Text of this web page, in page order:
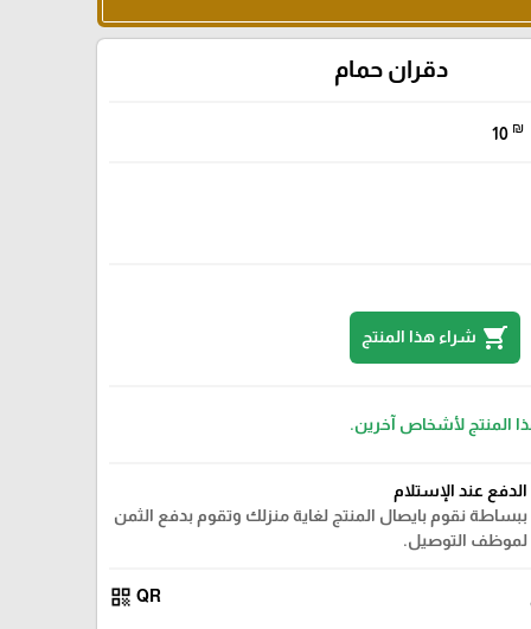
دقران حمام
10 ₪
shopping_cart شراء هذا المنتج
المنتج لأشخاص آخرين.
الدفع عند الإستلام
ببساطة نقوم بايصال المنتج لغاية منزلك وتقوم بدفع الثمن
لموظف التوصيل.
QR
qr_code